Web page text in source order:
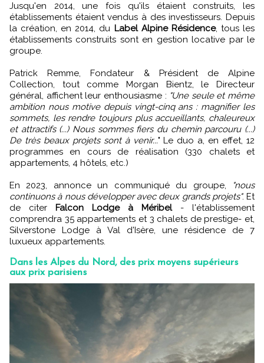
Jusqu'en 2014, une fois qu'ils étaient construits, les
établissements étaient vendus à des investisseurs. Depuis
la création, en 2014, du Label Alpine Résidence, tous les
établissements construits sont en gestion locative par le
groupe.
Patrick Remme, Fondateur & Président de Alpine
Collection, tout comme Morgan Bientz, le Directeur
général, affichent leur enthousiasme : "Une seule et même
ambition nous motive depuis vingt-cinq ans : magnifier les
sommets, les rendre toujours plus accueillants, chaleureux
et attractifs (...) Nous sommes fiers du chemin parcouru (...)
De très beaux projets sont à venir..." Le duo a, en effet, 12
programmes en cours de réalisation (330 chalets et
appartements, 4 hôtels, etc.)
En 2023, annonce un communiqué du groupe,
"nous
continuons à nous développer avec deux grands projets". Et
de citer Falcon Lodge à Méribel- l'établissement
comprendra 35 appartements et 3 chalets de prestige- et,
Silverstone Lodge à Val d'Isère, une résidence de 7
luxueux appartements.
Dans les Alpes du Nord, des prix moyens supérieurs
aux prix parisiens